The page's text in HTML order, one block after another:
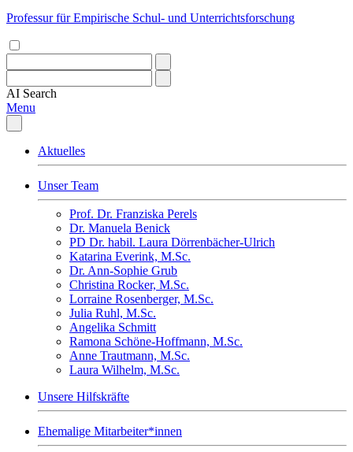
Professur für Empirische Schul- und Unterrichtsforschung
AI Search
Menu
Aktuelles
Unser Team
Prof. Dr. Franziska Perels
Dr. Manuela Benick
PD Dr. habil. Laura Dörrenbächer-Ulrich
Katarina Everink, M.Sc.
Dr. Ann-Sophie Grub
Christina Rocker, M.Sc.
Lorraine Rosenberger, M.Sc.
Julia Ruhl, M.Sc.
Angelika Schmitt
Ramona Schöne-Hoffmann, M.Sc.
Anne Trautmann, M.Sc.
Laura Wilhelm, M.Sc.
Unsere Hilfskräfte
Ehemalige Mitarbeiter*innen